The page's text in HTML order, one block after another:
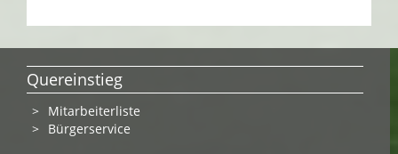
Quereinstieg
Mitarbeiterliste
Bürgerservice